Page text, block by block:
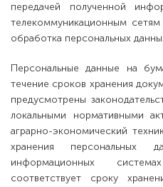
передачей полученной
телекоммуникационным
обработка персональных
Персональные данные на
течение сроков хранения
предусмотрены
локальными нормативными
аграрно-экономический
хранения персональных
информационных
соответствует сроку